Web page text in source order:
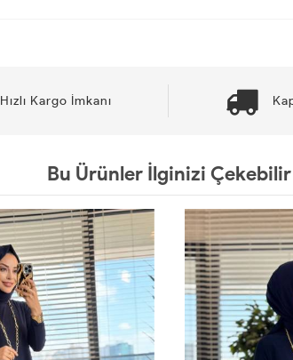
Hızlı Kargo İmkanı
Bu Ürünler İlginizi Çekebilir